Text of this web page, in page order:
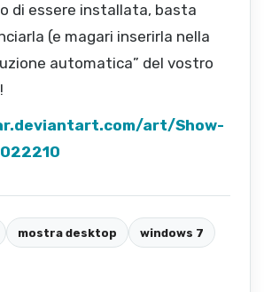
di essere installata, basta
(e magari inserirla nella
automatica” del vostro
art/Show-
mostra desktop windows 7